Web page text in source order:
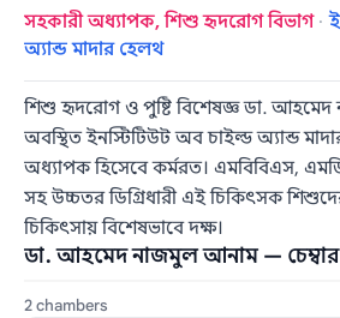
সহকারী অধ্যাপক, শিশু হৃদরোগ বিভাগ ·
অ্যান্ড মাদার হেলথ
শিশু হৃদরোগ ও পুষ্টি বিশেষজ্ঞ ডা.
অবস্থিত ইনস্টিটিউট অব চাইল্ড অ্যান্ড
অধ্যাপক হিসেবে কর্মরত। এমবিবিএস,
সহ উচ্চতর ডিগ্রিধারী এই চিকিৎসক
চিকিৎসায় বিশেষভাবে দক্ষ।
ডা. আহমেদ নাজমুল আনাম — চেম্বার
2 chambers